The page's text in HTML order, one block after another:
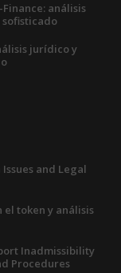
análisis
jurídico y
and Legal
el token y análisis
Inadmissibility
Procedures